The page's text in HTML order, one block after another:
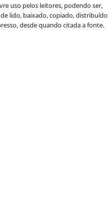
uso pelos leitores, podendo ser,
lido, baixado, copiado, distribuído
desde quando citada a fonte.